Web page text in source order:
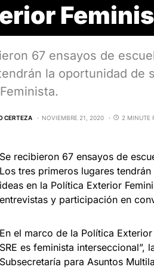
67 ensayos de
la oportunidad de
CERTEZA NOVIEMBRE 21, 2020 2 MINUTE
Se recibieron 67 ensayos de
Los tres primeros lugares
ideas en la Política Exterior
entrevistas y participación en
En el marco de la Política
SRE es feminista interseccional”,
Subsecretaría para Asuntos